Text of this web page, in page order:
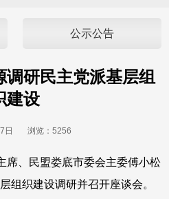
公示公告
研民主党派基层组
建设
7日 浏览： 5256
、民盟娄底市委会主委傅小松
组织建设调研并召开座谈会。